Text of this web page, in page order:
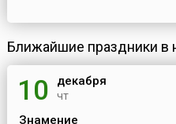
все свое им...
Ближайшие праздники в
10 декабря
чт
Знамение